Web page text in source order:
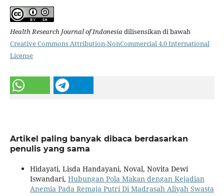
Health Research Journal of Indonesiadilisensikan di bawah
Creative Commons Attribution-NonCommercial 4.0 International
License
Artikel paling banyak dibaca berdasarkan
penulis yang sama
Hidayati, Lisda Handayani, Noval, Novita Dewi
Iswandari, Hubungan Pola Makan dengan Kejadian
Anemia Pada Remaja Putri Di Madrasah Aliyah Swasta